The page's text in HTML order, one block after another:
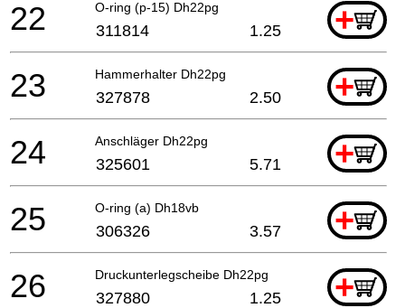
O-ring (p-15) Dh22pg +
22 311814 1.25
Hammerhalter Dh22pg +
23 327878 2.50
Anschläger Dh22pg +
24 325601 5.71
O-ring (a) Dh18vb +
25 306326 3.57
Druckunterlegscheibe Dh22pg +
26 327880 1.25